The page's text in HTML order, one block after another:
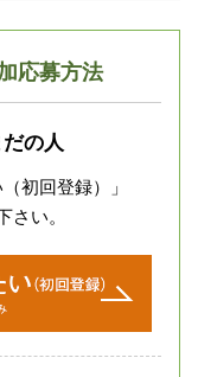
応募方法
の人
初回登録）」
さい。